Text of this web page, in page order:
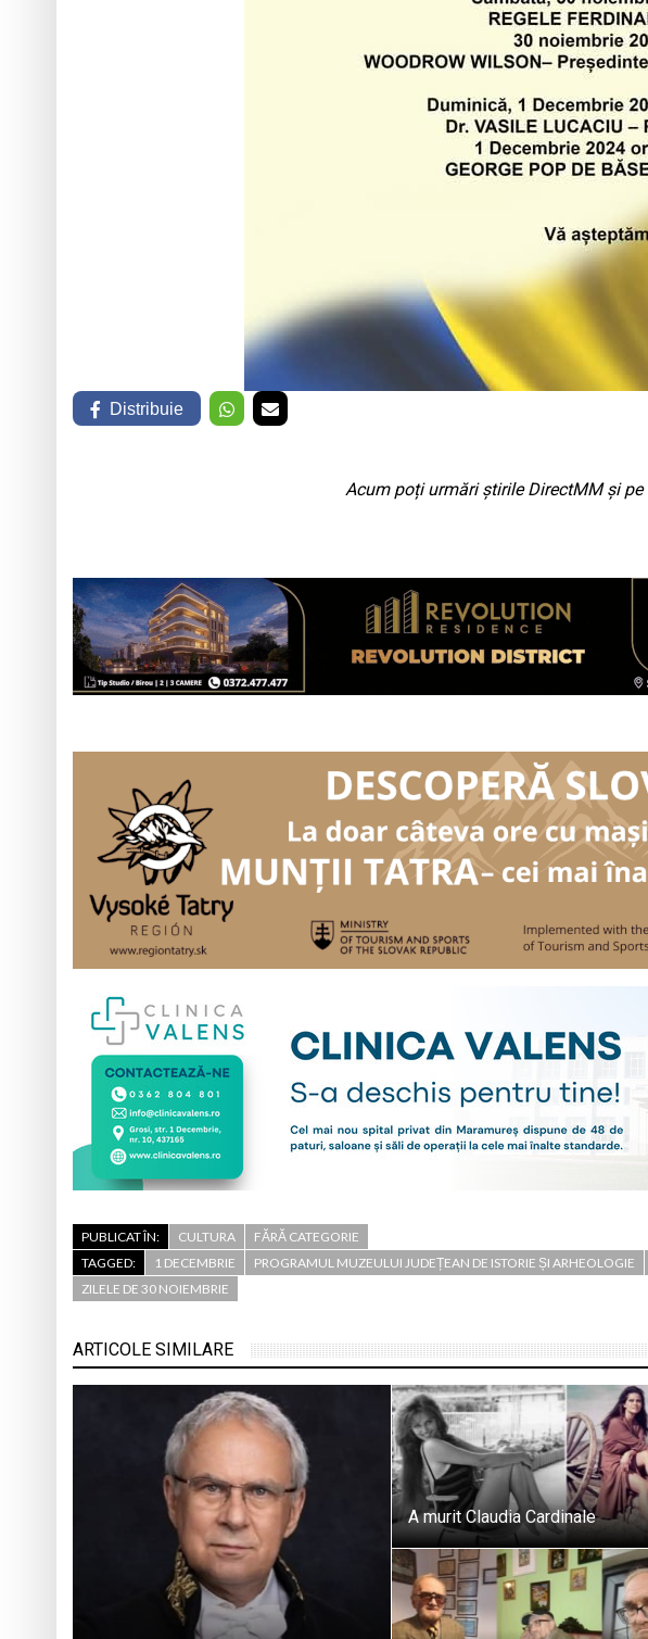
Distribuie
Acum poți urmări știrile DirectMM și pe
PUBLICAT ÎN: CULTURA
FĂRĂ CATEGORIE
TAGGED:
1 DECEMBRIE PROGRAMUL MUZEULUI JUDEȚEAN DE ISTORIE ȘI ARHEOLOGIE
ZILELE DE 30 NOIEMBRIE
ARTICOLE SIMILARE
A murit Claudia Cardinale